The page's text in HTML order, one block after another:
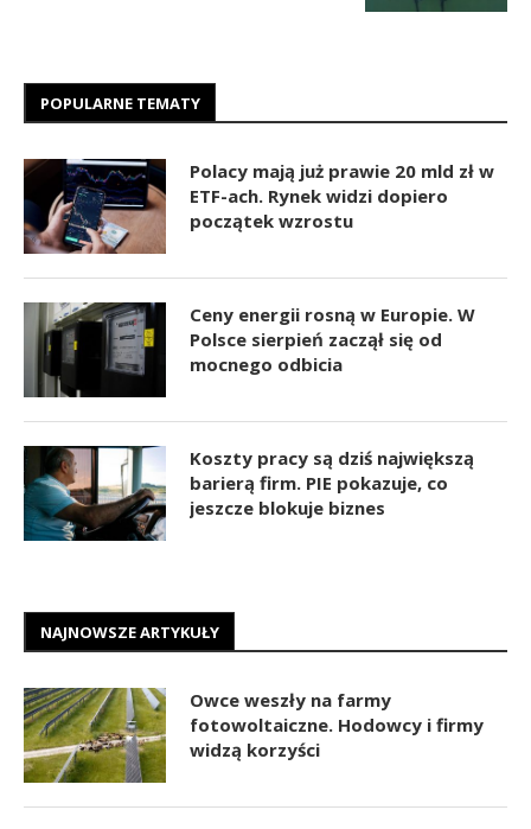
POPULARNE TEMATY
Polacy mają już prawie 20 mld zł w
ETF-ach. Rynek widzi dopiero
początek wzrostu
Ceny energii rosną w Europie. W
Polsce sierpień zaczął się od
mocnego odbicia
Koszty pracy są dziś największą
barierą firm. PIE pokazuje, co
jeszcze blokuje biznes
NAJNOWSZE ARTYKUŁY
Owce weszły na farmy
fotowoltaiczne. Hodowcy i firmy
widzą korzyści